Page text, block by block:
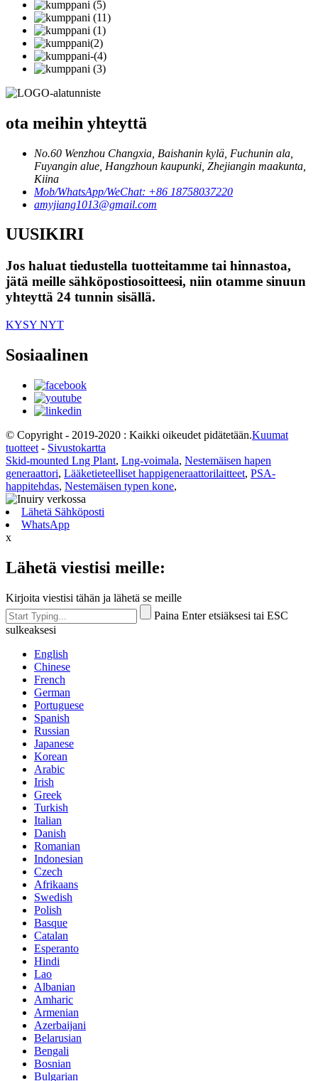
ota meihin yhteyttä
No.60 Wenzhou Changxia, Baishanin kylä, Fuchunin ala,
Fuyangin alue, Hangzhoun kaupunki, Zhejiangin maakunta,
Kiina
Mob/WhatsApp/WeChat: +86 18758037220
amyjiang1013@gmail.com
UUSIKIRI
Jos haluat tiedustella tuotteitamme tai hinnastoa,
jätä meille sähköpostiosoitteesi, niin otamme sinuun
yhteyttä 24 tunnin sisällä.
KYSY NYT
Sosiaalinen
© Copyright - 2019-2020 : Kaikki oikeudet pidätetään.Kuumat
tuotteet - Sivustokartta
Skid-mounted Lng Plant, Lng-voimala, Nestemäisen hapen
generaattori, Lääketieteelliset happigeneraattorilaitteet, PSA-
happitehdas, Nestemäisen typen kone,
Lähetä Sähköposti
WhatsApp
x
Lähetä viestisi meille:
Kirjoita viestisi tähän ja lähetä se meille
Paina Enter etsiäksesi tai ESC
sulkeaksesi
English
Chinese
French
German
Portuguese
Spanish
Russian
Japanese
Korean
Arabic
Irish
Greek
Turkish
Italian
Danish
Romanian
Indonesian
Czech
Afrikaans
Swedish
Polish
Basque
Catalan
Esperanto
Hindi
Lao
Albanian
Amharic
Armenian
Azerbaijani
Belarusian
Bengali
Bosnian
Bulgarian